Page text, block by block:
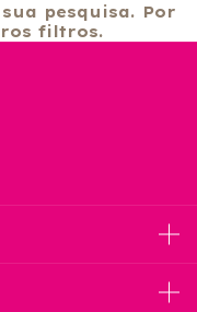
pesquisa. Por
filtros.